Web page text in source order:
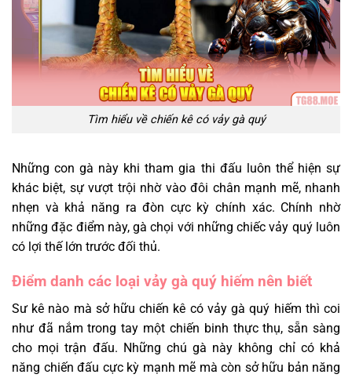
Tìm hiểu về chiến kê có vảy gà quý
Những con gà này khi tham gia thi đấu luôn thể hiện sự
khác biệt, sự vượt trội nhờ vào đôi chân mạnh mẽ, nhanh
nhẹn và khả năng ra đòn cực kỳ chính xác. Chính nhờ
những đặc điểm này, gà chọi với những chiếc vảy quý luôn
có lợi thế lớn trước đối thủ.
Điểm danh các loại vảy gà quý hiếm nên biết
Sư kê nào mà sở hữu chiến kê có vảy gà quý hiếm thì coi
như đã nắm trong tay một chiến binh thực thụ, sẵn sàng
cho mọi trận đấu. Những chú gà này không chỉ có khả
năng chiến đấu cực kỳ mạnh mẽ mà còn sở hữu bản năng